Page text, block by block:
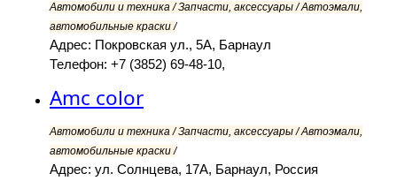
Автомобили и техника / Запчасти, аксессуары / Автоэмали,
автомобильные краски /
Адрес: Покровская ул., 5А, Барнаул
Телефон: +7 (3852) 69-48-10,
Amc color
Автомобили и техника / Запчасти, аксессуары / Автоэмали,
автомобильные краски /
Адрес: ул. Солнцева, 17А, Барнаул, Россия